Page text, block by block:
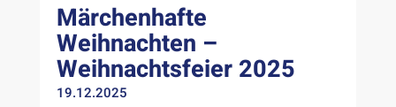
Märchenhafte
Weihnachten –
Weihnachtsfeier 2025
19.12.2025